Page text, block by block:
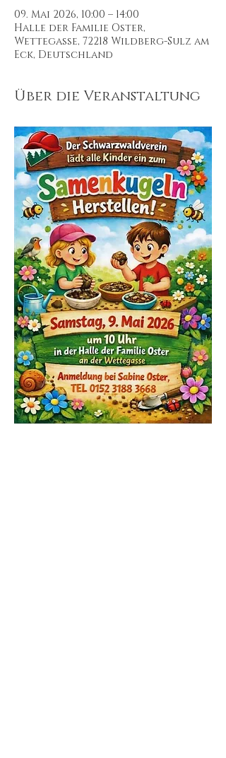
09. Mai 2026, 10:00 – 14:00
Halle der Familie Oster,
Wettegasse, 72218 Wildberg-Sulz am
Eck, Deutschland
Über die Veranstaltung